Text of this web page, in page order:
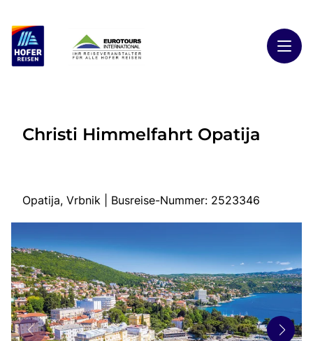
Highlights
Start
Busreisen
Kontakt
zurück zu HOFER REISEN
Christi Himmelfahrt Opatija
Opatija, Vrbnik | Busreise-Nummer: 2523346